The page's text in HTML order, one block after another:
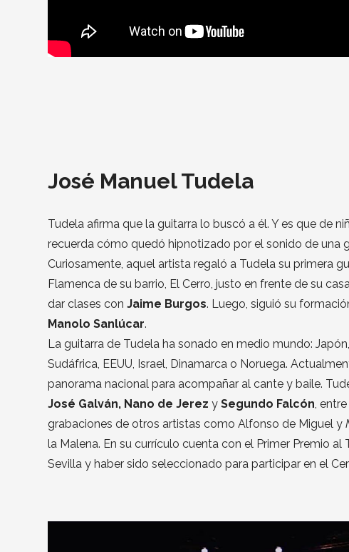
José Manuel Tudela
Tudela afirma que la guitarra lo buscó a él. Y es que de
recuerda cómo quedó hipnotizado por el sonido de una
Curiosamente, aquel artista regaló a Tudela su primera
Flamenca de su barrio, El Cerro, justo en frente de su
dar clases conJaime Burgos. Luego, siguió su
Manolo Sanlúcar.
La guitarra de Tudela ha sonado en medio mundo:
Sudáfrica, EEUU, Israel, Dinamarca o Noruega.
panorama nacional para acompañar al cante y baile.
José Galván, Nano de Jerez ySegundo Falcón,
grabaciones de otros artistas como Alfonso de Miguel y
la Malena. En su currículo cuenta con el Primer Premio
Sevilla y haber sido seleccionado para participar en el